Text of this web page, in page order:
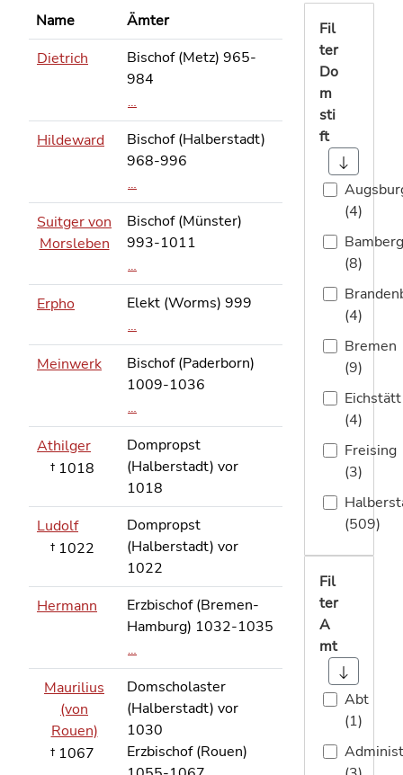
Name
Ämter
Dietrich
Bischof (Metz) 965-
984
…
Hildeward
Bischof (Halberstadt)
968-996
…
Suitger von
Morsleben
Bischof (Münster)
993-1011
…
Erpho Elekt (Worms) 999
…
Meinwerk
Bischof (Paderborn)
1009-1036
…
Athilger
† 1018
Dompropst
(Halberstadt) vor
1018
Ludolf
† 1022
Dompropst
(Halberstadt) vor
1022
Hermann
Erzbischof (Bremen-
Hamburg) 1032-1035
…
Maurilius
(von
Rouen)
† 1067
Domscholaster
(Halberstadt) vor
1030
Erzbischof (Rouen)
Fil
ter
Do
m
sti
ft
(4)
Bamberg
(8)
(4)
Bremen
(9)
Eichstätt
(4)
Freising
(3)
(509)
Fil
ter
A
mt
Abt
(1)